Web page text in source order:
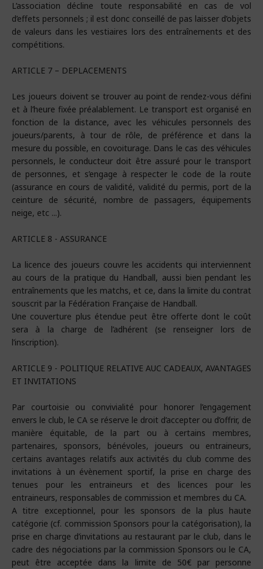
L’association décline toute responsabilité en cas de vol
d’effets personnels ; il est donc conseillé de pas laisser d’objets
de valeurs dans les vestiaires lors des entraînements et des
compétitions.
ARTICLE 7 – DEPLACEMENTS
Les joueurs doivent se trouver au point de rendez-vous défini
et à l’heure fixée préalablement. Le transport est organisé en
fonction de la distance, avec les véhicules personnels des
joueurs/parents, à tour de rôle, de préférence et dans la
mesure du possible, en covoiturage. Dans le cas des véhicules
personnels, le conducteur doit être assuré pour le transport
de personnes, et s’engage à respecter le code de la route
(assurance en cours de validité, validité du permis, port de la
ceinture de sécurité, nombre de passagers, équipements
neige, etc ...).
ARTICLE 8 - ASSURANCE
La licence des joueurs couvre les accidents qui interviennent
au cours de la pratique du Handball, aussi bien pendant les
entraînements que les matchs, et ce, dans la limite du contrat
souscrit par la Fédération Française de Handball.
Une couverture plus étendue peut être offerte dont le coût
sera à la charge de l’adhérent (se renseigner lors de
l’inscription).
ARTICLE 9 - POLITIQUE RELATIVE AUC CADEAUX, AVANTAGES
ET INVITATIONS
Par courtoisie ou convivialité pour honorer l’engagement
envers le club, le CA se réserve le droit d’accepter ou d’offrir, de
manière équitable, de la part ou à certains membres,
partenaires, sponsors, bénévoles, joueurs ou entraineurs,
certains avantages relatifs aux activités du club comme des
invitations à un évènement sportif, la prise en charge des
tenues pour les entraineurs et des licences pour les
entraineurs, responsables de commission et membres du CA.
A titre exceptionnel, pour les sponsors de la plus haute
catégorie (cf. commission Sponsors pour la catégorisation), la
prise en charge d’invitations au restaurant par le club, dans le
cadre des négociations par la commission Sponsors ou le CA,
peut être acceptée dans la limite de 50€ par personne